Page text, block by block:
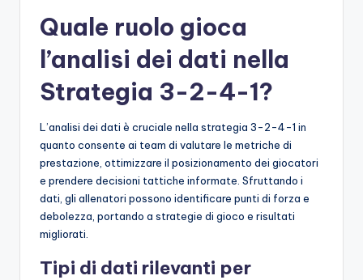
Quale ruolo gioca
l’analisi dei dati nella
Strategia 3-2-4-1?
L’analisi dei dati è cruciale nella strategia 3-2-4-1 in
quanto consente ai team di valutare le metriche di
prestazione, ottimizzare il posizionamento dei giocatori
e prendere decisioni tattiche informate. Sfruttando i
dati, gli allenatori possono identificare punti di forza e
debolezza, portando a strategie di gioco e risultati
migliorati.
Tipi di dati rilevanti per